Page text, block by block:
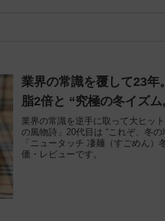
業界の常識を覆して23
脂2倍と “究極の冬イズ
業界の常識を逆手に取って大ヒッ
の風物詩」20代目は “これぞ、冬
「ニュータッチ 凄麺（すごめん
価・レビューです。